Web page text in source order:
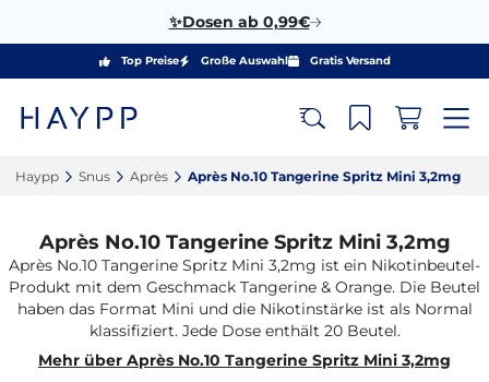
✨Dosen ab 0,99€
Top Preise Große Auswahl Gratis Versand
Haypp‎ Snus‎ Après‎ Après No.10 Tangerine Spritz Mini 3,2mg‎
Après No.10 Tangerine Spritz Mini 3,2mg
Après No.10 Tangerine Spritz Mini 3,2mg ist ein Nikotinbeutel-
Produkt mit dem Geschmack Tangerine & Orange. Die Beutel
haben das Format Mini und die Nikotinstärke ist als Normal
klassifiziert. Jede Dose enthält 20 Beutel.
Mehr über Après No.10 Tangerine Spritz Mini 3,2mg